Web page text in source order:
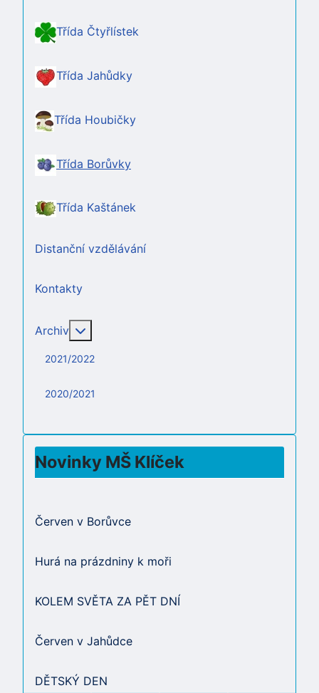
Třída Čtyřlístek
Třída Jahůdky
Třída Houbičky
Třída Borůvky
Třída Kaštánek
Distanční vzdělávání
Kontakty
Archiv
2021/2022
2020/2021
Novinky MŠ Klíček
Červen v Borůvce
Hurá na prázdniny k moři
KOLEM SVĚTA ZA PĚT DNÍ
Červen v Jahůdce
DĚTSKÝ DEN